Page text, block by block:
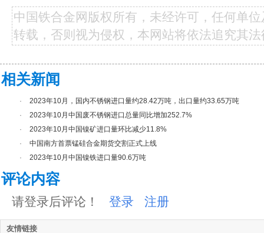
中国铁合金网版权所有，未经许可，任何单
转载，否则视为侵权，本网站将依法追究其
相关新闻
·
2023年10月，国内不锈钢进口量约28.42万吨，出口量约33.65万吨
·
2023年10月中国废不锈钢进口总量同比增加252.7%
·
2023年10月中国镍矿进口量环比减少11.8%
·
中国南方首票锰硅合金期货交割正式上线
·
2023年10月中国镍铁进口量90.6万吨
评论内容
请登录后评论！ 登录 注册
友情链接